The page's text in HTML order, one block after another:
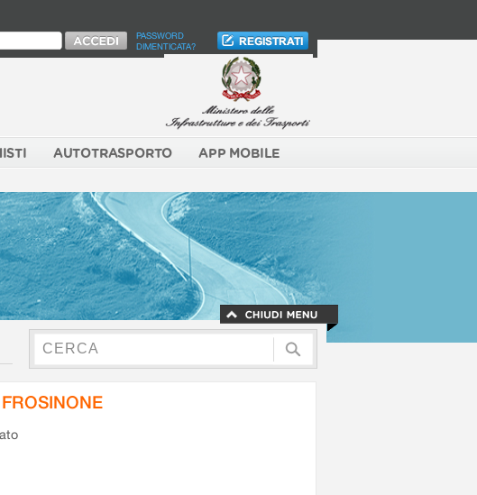
PASSWORD
DIMENTICATA?
AUTOTRASPORTO APP MOBILE